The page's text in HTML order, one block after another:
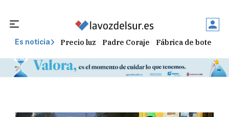
Es noticia Precio luz Padre Coraje Fábrica de botellas